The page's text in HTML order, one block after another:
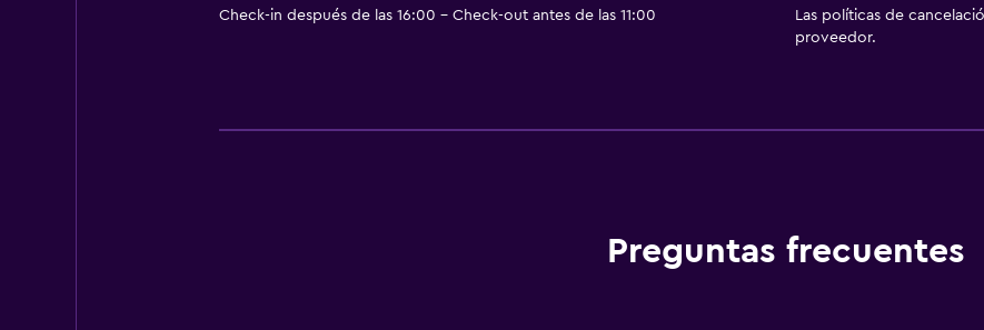
Check-in después de las 16:00 - Check-out antes de las 11:00
Las políticas de
proveedor.
Preguntas frecuentes